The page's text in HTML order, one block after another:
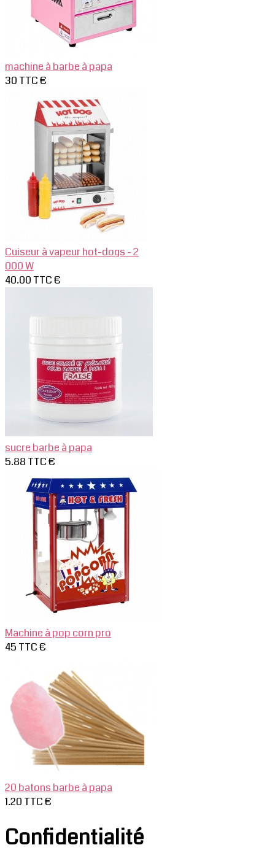
machine à barbe à papa
30 TTC €
Cuiseur à vapeur hot-dogs - 2
000 W
40.00 TTC €
sucre barbe à papa
5.88 TTC €
Machine à pop corn pro
45 TTC €
20 batons barbe à papa
1.20 TTC €
Confidentialité